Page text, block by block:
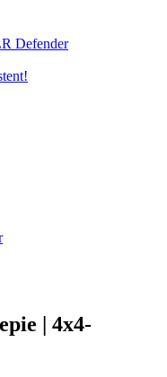
Defender
| 4x4-